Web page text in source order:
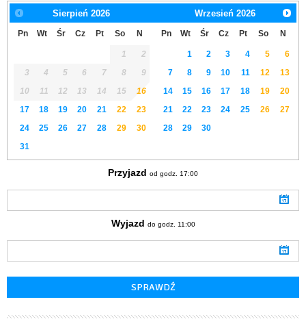
Sierpień 2026
Pn Wt Śr Cz Pt So N
1
2
3
4 5 6 7 8
9
10
11 12 13 14 15
16
17
18 19 20 21 22
23
24
25 26 27 28 29
30
31
Wrzesień 2026
Pn Wt Śr Cz Pt So N
1 2 3 4 5
6
7
8 9 10 11 12
13
14
15 16 17 18 19
20
21
22 23 24 25 26
27
28
29 30
Przyjazd od godz. 17:00
Wyjazd do godz. 11:00